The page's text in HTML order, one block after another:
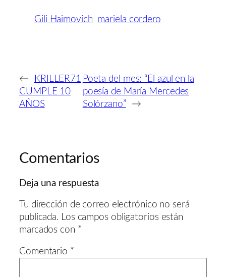
Gili Haimovich mariela cordero
←
KRILLER71
CUMPLE 10
AÑOS
Poeta del mes: “El azul en la
poesía de María Mercedes
Solórzano”
→
Comentarios
Deja una respuesta
Tu dirección de correo electrónico no será
publicada. Los campos obligatorios están
marcados con *
Comentario *